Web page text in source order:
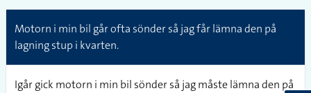
Motorn i min bil går ofta sönder så jag får lämna den på
lagning stup i kvarten.
Igår gick motorn i min bil sönder så jag måste lämna den på